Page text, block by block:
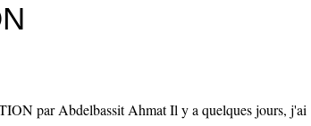
par Abdelbassit Ahmat Il y a quelques jours, j'ai